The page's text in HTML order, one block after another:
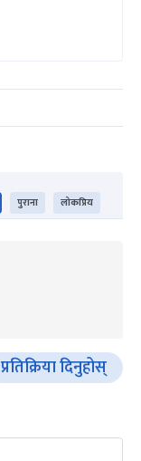
पुराना लोकप्रिय
प्रतिक्रिया दिनुहोस्